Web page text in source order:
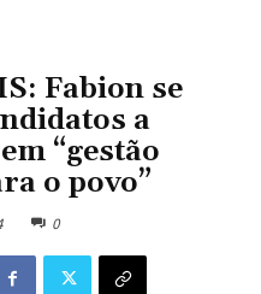
Fabion se
a
“gestão
o povo”
0